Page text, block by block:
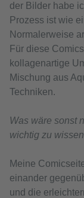
der Bilder habe
Prozess ist wie
Normalerweise
Für diese
kollagenartige
Mischung aus
Techniken.
Was wäre sonst
wichtig zu
Meine
einander
und die